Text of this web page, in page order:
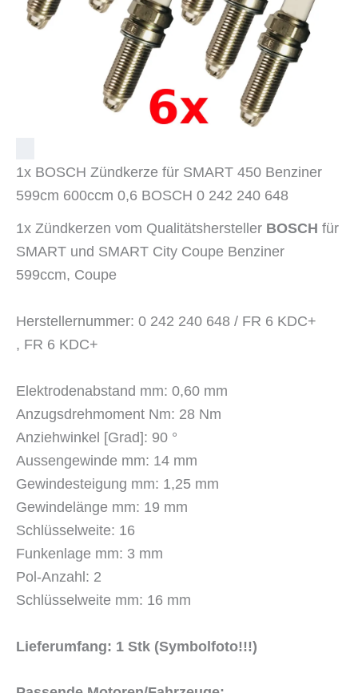
1x BOSCH Zündkerze für SMART 450 Benziner
599cm 600ccm 0,6 BOSCH 0 242 240 648
1x Zündkerzen vom Qualitätshersteller BOSCH für
SMART und SMART City Coupe Benziner
599ccm, Coupe
Herstellernummer: 0 242 240 648 / FR 6 KDC+
, FR 6 KDC+
Elektrodenabstand mm: 0,60 mm
Anzugsdrehmoment Nm: 28 Nm
Anziehwinkel [Grad]: 90 °
Aussengewinde mm: 14 mm
Gewindesteigung mm: 1,25 mm
Gewindelänge mm: 19 mm
Schlüsselweite: 16
Funkenlage mm: 3 mm
Pol-Anzahl: 2
Schlüsselweite mm: 16 mm
Lieferumfang: 1 Stk (Symbolfoto!!!)